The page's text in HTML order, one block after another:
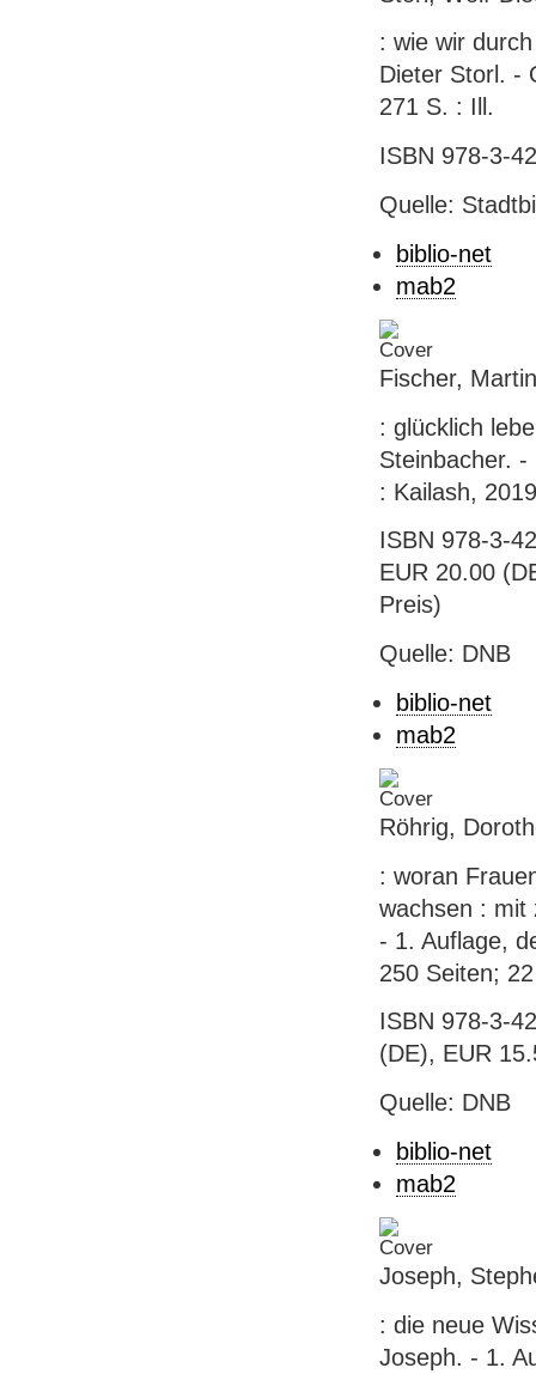
: wie wir
Dieter Storl. -
271 S. : Ill.
ISBN 978-3-
Quelle:
biblio-net
mab2
Fischer,
: glücklich
Steinbacher.
: Kailash,
ISBN 978-3-
EUR 20.00
Preis)
Quelle: DNB
biblio-net
mab2
Röhrig,
: woran
wachsen : mit
- 1. Auflage,
250 Seiten;
ISBN 978-3-
(DE), EUR
Quelle: DNB
biblio-net
mab2
Joseph,
: die neue
Joseph. - 1.